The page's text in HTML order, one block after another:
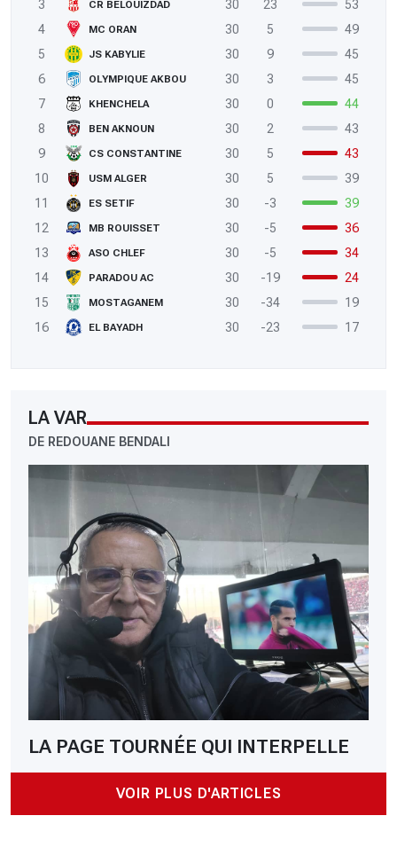
3
CR BELOUIZDAD 30 23
53
4
MC ORAN 30 5
49
5
JS KABYLIE 30 9
45
6
OLYMPIQUE AKBOU 30 3
45
7
KHENCHELA 30 0
44
8
BEN AKNOUN 30 2
43
9
CS CONSTANTINE 30 5
43
10
USM ALGER 30 5
39
11
ES SETIF 30 -3
39
12
MB ROUISSET 30 -5
36
13
ASO CHLEF 30 -5
34
14
PARADOU AC 30 -19
24
15
MOSTAGANEM 30 -34
19
16
EL BAYADH 30 -23 17
LA VAR
DE REDOUANE BENDALI
LA PAGE TOURNÉE QUI INTERPELLE
VOIR PLUS D'ARTICLES